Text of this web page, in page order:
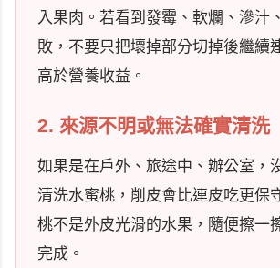
入果肉。若看到發霉、軟爛、滲汁
敗，不要只把壞掉部分切掉後繼續
高於營養收益。
2. 來源不明或無法確實清洗
如果是在戶外、旅途中、辦公室，
清洗水蜜桃，削皮會比連皮吃更保
桃不是外皮光滑的水果，隨便擦一
完成。